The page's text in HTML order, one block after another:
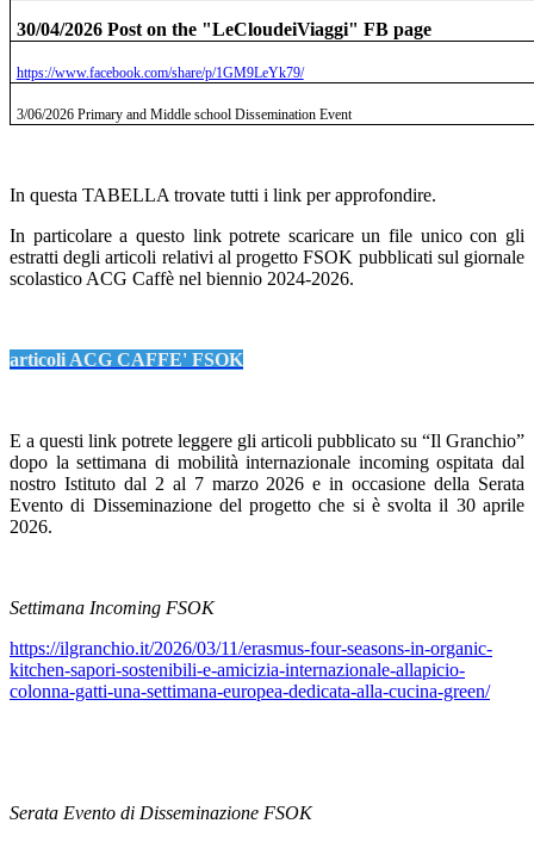
30/04/2026 Post on the "LeCloudeiViaggi" FB page
https://www.facebook.com/share/p/1GM9LeYk79/
3/06/2026 Primary and Middle school Dissemination Event
In questa TABELLA trovate tutti i link per approfondire.
In particolare a questo link potrete scaricare un file unico con gli
estratti degli articoli relativi al progetto FSOK pubblicati sul giornale
scolastico ACG Caffè nel biennio 2024-2026.
articoli ACG CAFFE' FSOK
E a questi link potrete leggere gli articoli pubblicato su “Il Granchio”
dopo la settimana di mobilità internazionale incoming ospitata dal
nostro Istituto dal 2 al 7 marzo 2026 e in occasione della Serata
Evento di Disseminazione del progetto che si è svolta il 30 aprile
2026.
Settimana Incoming FSOK
https://ilgranchio.it/2026/03/11/erasmus-four-seasons-in-organic-
kitchen-sapori-sostenibili-e-amicizia-internazionale-allapicio-
colonna-gatti-una-settimana-europea-dedicata-alla-cucina-green/
Serata Evento di Disseminazione FSOK